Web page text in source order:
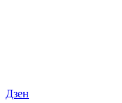
Дзен